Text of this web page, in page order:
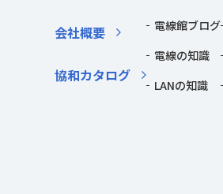
会社概要
協和カタログ
電線館ブログ
電線の知識
LANの知識